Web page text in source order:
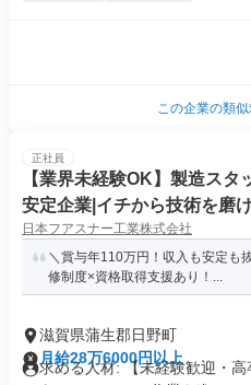
この企業の類
正社員
【業界未経験OK】製造ス
安定企業|イチから技術を磨
日本フアスナー工業株式会社
＼賞与年110万円！収入も安定も
修制度×資格取得支援あり！...
滋賀県蒲生郡日野町
月給28万6000円以上
求める人材: 【未経験歓迎・